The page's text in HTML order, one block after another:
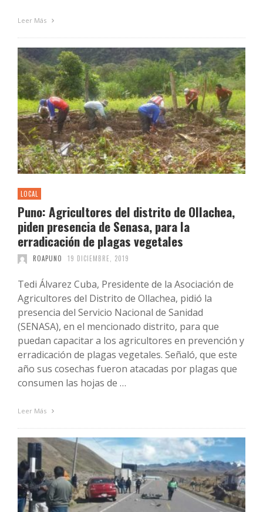
Leer Más
LOCAL
Puno: Agricultores del distrito de Ollachea,
piden presencia de Senasa, para la
erradicación de plagas vegetales
ROAPUNO 19 DICIEMBRE, 2019
Tedi Álvarez Cuba, Presidente de la Asociación de
Agricultores del Distrito de Ollachea, pidió la
presencia del Servicio Nacional de Sanidad
(SENASA), en el mencionado distrito, para que
puedan capacitar a los agricultores en prevención y
erradicación de plagas vegetales. Señaló, que este
año sus cosechas fueron atacadas por plagas que
consumen las hojas de …
Leer Más